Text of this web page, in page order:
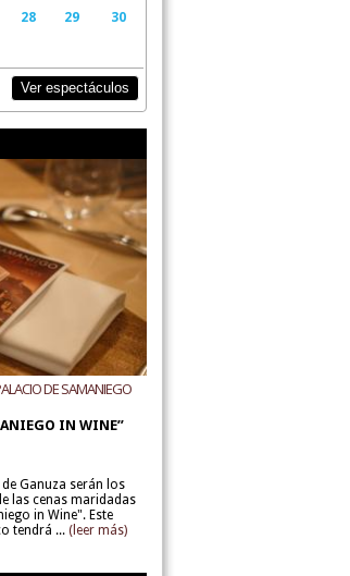
28 29
30
Ver espectáculos
DE SAMANIEGO
IN WINE”
Ganuza serán los
las cenas maridadas
in Wine". Este
tendrá ... (leer más)